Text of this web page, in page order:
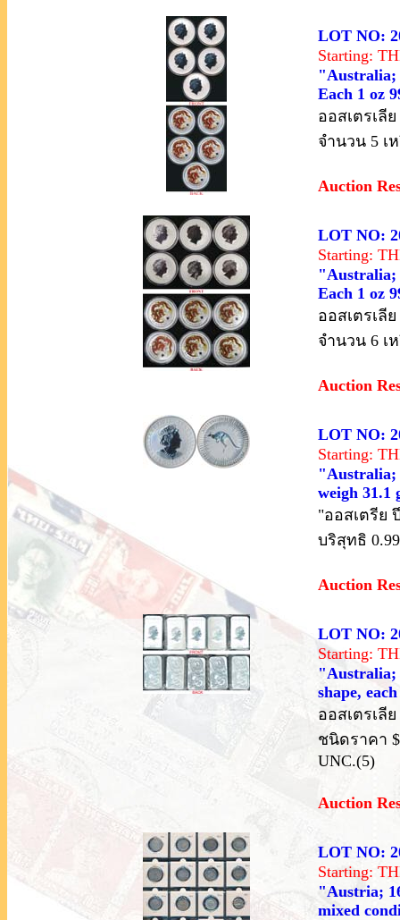
LOT NO:
Starting:
"Australia;
Each 1 oz
ออสเตรเลี
จำนวน 5 เ
Auction
LOT NO:
Starting:
"Australia;
Each 1 oz
ออสเตรเลี
จำนวน 6 เ
Auction
LOT NO:
Starting:
"Australia;
weigh 31.1
"ออสเตรีย
บริสุทธิ
Auction
LOT NO:
Starting:
"Australia;
shape,
ออสเตรเลี
ชนิดราคา
UNC.(5)
Auction
LOT NO:
Starting:
"Austria;
mixed